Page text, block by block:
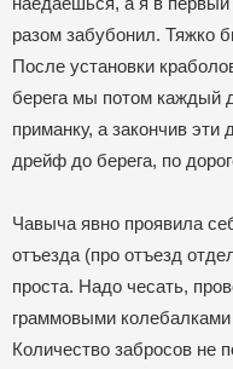
разом забубонил. Тяжко
После установки
берега мы потом каждый
приманку, а закончив
дрейф до берега, по
Чавыча явно проявила
отъезда (про отъезд
проста. Надо чесать,
граммовыми
Количество забросов не